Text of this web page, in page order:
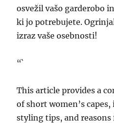
osvežil vašo garderobo
ki jo potrebujete.
izraz vaše osebnosti!
“`
This article provides a
of short women’s
styling tips, and